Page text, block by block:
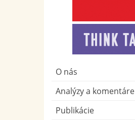
O nás
Analýzy a komentáre
Publikácie